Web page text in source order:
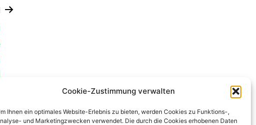
Cookie-Zustimmung verwalten
Ihnen ein optimales Website-Erlebnis zu bieten, werden Cookies zu Funktions-,
und Marketingzwecken verwendet. Die durch die Cookies erhobenen Daten